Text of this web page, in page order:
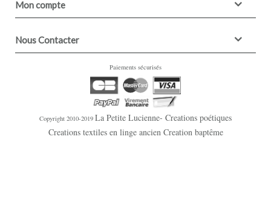
Mon compte
Nous Contacter
Paiements sécurisés
Copyright 2010-2019 La Petite Lucienne- Creations poétiques
Creations textiles en linge ancien Creation baptême